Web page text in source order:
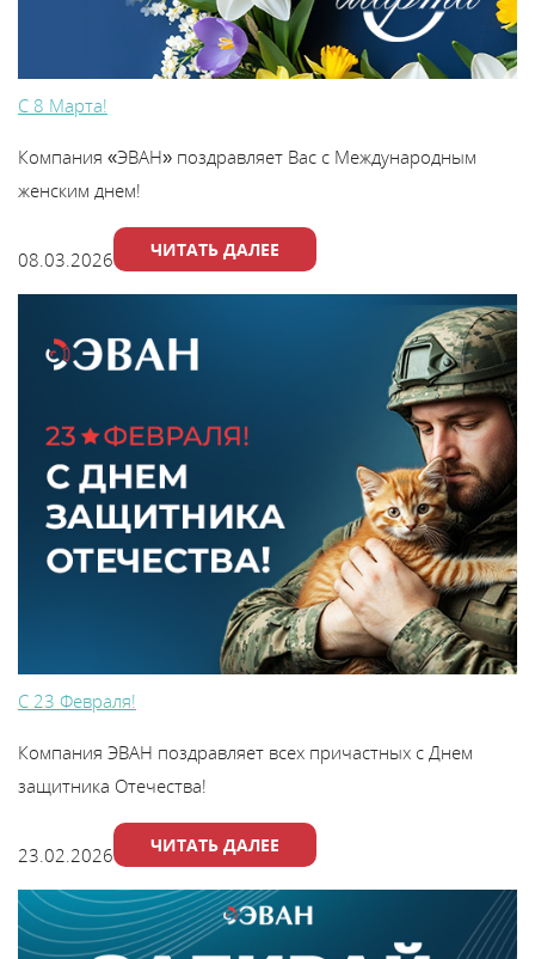
С 8 Марта!
Компания «ЭВАН» поздравляет Вас с Международным
женским днем!
08.03.2026 ЧИТАТЬ ДАЛЕЕ
С 23 Февраля!
Компания ЭВАН поздравляет всех причастных с Днем
защитника Отечества!
23.02.2026 ЧИТАТЬ ДАЛЕЕ